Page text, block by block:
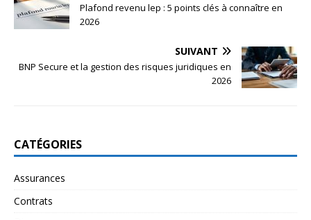
Plafond revenu lep : 5 points clés à connaître en
2026
SUIVANT
BNP Secure et la gestion des risques juridiques en
2026
CATÉGORIES
Assurances
Contrats